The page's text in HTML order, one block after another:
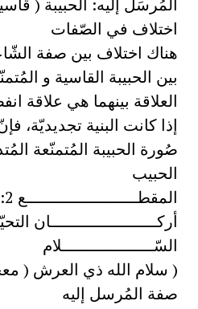
المُرسَل إليه: الحبيبة (
اختلاف في الصّفات
هناك اختلاف بين صفة
بين الحبيبة القاسية و
العلاقة بينهما هي علاقة
إذا كانت البنية تجديديّة،
صُورة الحبيبة المُتمنّعة
الحبيب
المقطـــــــــــــــــــــــع 2: التحيّة
أركــــــــــــــــــــــان
السّـــــــــــــــــــلام
( سلام الله ذي العرش (
صفة المُرسل إليه